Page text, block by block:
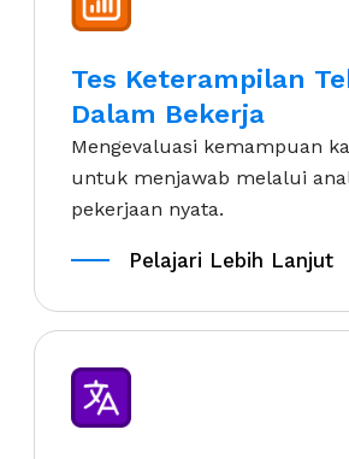
Tes Keterampilan
Dalam Bekerja
Mengevaluasi kemampuan
untuk menjawab melalui
pekerjaan nyata.
Pelajari Lebih Lanjut
Pelajari Lebih Lanjut